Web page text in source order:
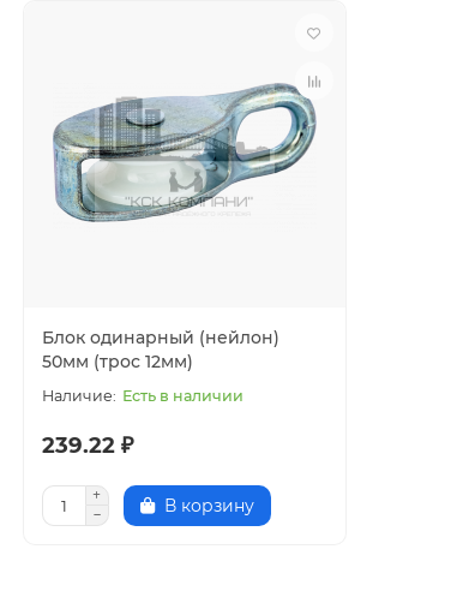
Блок одинарный (нейлон)
50мм (трос 12мм)
Есть в наличии
239.22 ₽
В корзину